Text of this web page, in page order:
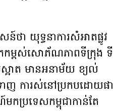
ថា យុទ្ធនាការសំអាតផ្លូវ
កកម្ពស់សោភ័ណភាពទីក្រុង ទី
អាត មានអនាម័យ ខ្យល់
ាញ ការស់នៅប្រកបដោយផា
ប្រទេសកម្ពុជាកាន់តែ